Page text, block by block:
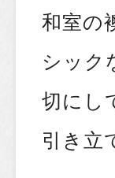
和室の
シック
切にし
引き立